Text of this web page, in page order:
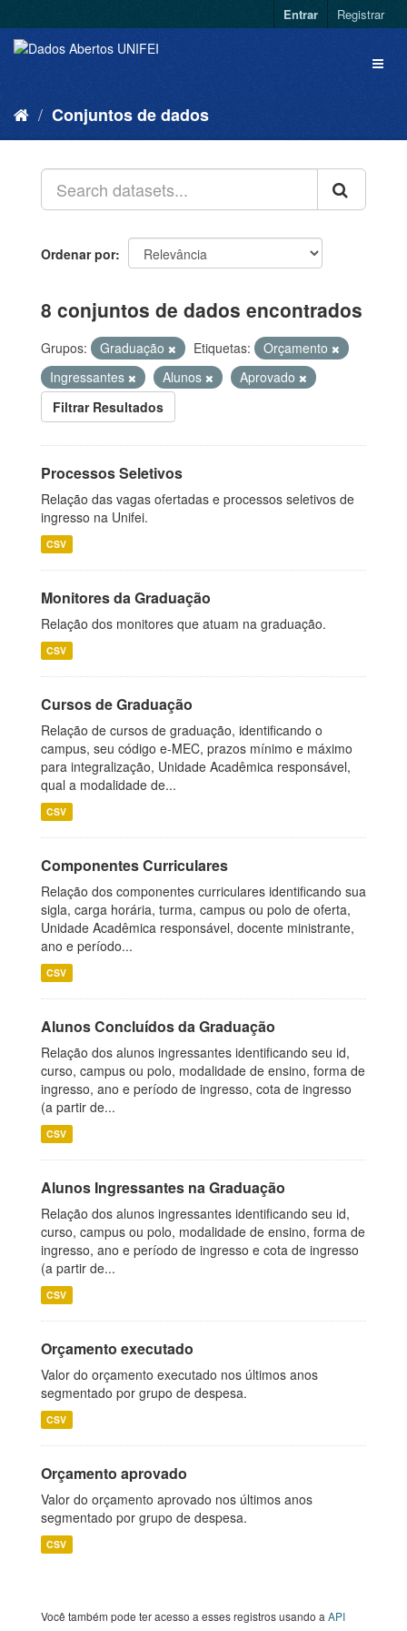
Entrar Registrar
Conjuntos de dados
Ordenar por
8 conjuntos de dados encontrados
Grupos: Graduação Etiquetas:
Orçamento
Ingressantes
Alunos
Aprovado
Filtrar Resultados
Processos Seletivos
Relação das vagas ofertadas e processos seletivos de
ingresso na Unifei.
CSV
Monitores da Graduação
Relação dos monitores que atuam na graduação.
CSV
Cursos de Graduação
Relação de cursos de graduação, identificando o
campus, seu código e-MEC, prazos mínimo e máximo
para integralização, Unidade Acadêmica responsável,
qual a modalidade de...
CSV
Componentes Curriculares
Relação dos componentes curriculares identificando sua
sigla, carga horária, turma, campus ou polo de oferta,
Unidade Acadêmica responsável, docente ministrante,
ano e período...
CSV
Alunos Concluídos da Graduação
Relação dos alunos ingressantes identificando seu id,
curso, campus ou polo, modalidade de ensino, forma de
ingresso, ano e período de ingresso, cota de ingresso
(a partir de...
CSV
Alunos Ingressantes na Graduação
Relação dos alunos ingressantes identificando seu id,
curso, campus ou polo, modalidade de ensino, forma de
ingresso, ano e período de ingresso e cota de ingresso
(a partir de...
CSV
Orçamento executado
Valor do orçamento executado nos últimos anos
segmentado por grupo de despesa.
CSV
Orçamento aprovado
Valor do orçamento aprovado nos últimos anos
segmentado por grupo de despesa.
CSV
Você também pode ter acesso a esses registros usando a API